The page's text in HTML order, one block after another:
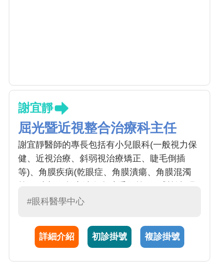
謝宜靜
屈光暨近視整合治療科主任
謝宜靜醫師的專長包括有小兒眼科(一般視力保
健、近視治療、斜弱視治療矯正、睫毛倒插
等)、角膜疾病(乾眼症、角膜潰瘍、角膜混濁
功能訓練和隱形眼鏡的驗配特別有研究。本院
因視覺功能不良造成學習障礙的兒童或運動員
的動視訓練等；若有近視控制需求、角膜不規
#眼科醫學中心
詳細介紹 初診掛號 複診掛號